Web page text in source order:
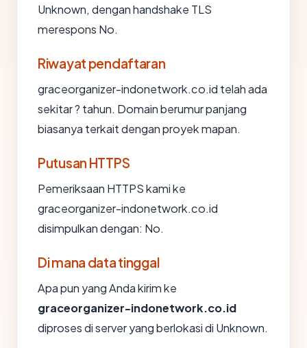
Unknown, dengan handshake TLS
merespons No.
Riwayat pendaftaran
graceorganizer-indonetwork.co.id telah ada
sekitar ? tahun. Domain berumur panjang
biasanya terkait dengan proyek mapan.
Putusan HTTPS
Pemeriksaan HTTPS kami ke
graceorganizer-indonetwork.co.id
disimpulkan dengan: No.
Di mana data tinggal
Apa pun yang Anda kirim ke
graceorganizer-indonetwork.co.id
diproses di server yang berlokasi di Unknown.